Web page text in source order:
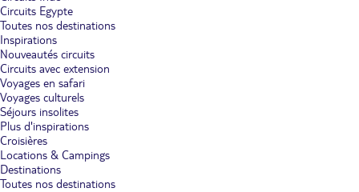
Circuits Egypte
Toutes nos destinations
Inspirations
Nouveautés circuits
Circuits avec extension
Voyages en safari
Voyages culturels
Séjours insolites
Plus d'inspirations
Croisières
Locations & Campings
Destinations
Toutes nos destinations